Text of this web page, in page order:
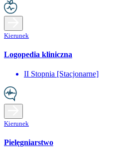
Kierunek
Logopedia kliniczna
II Stopnia [Stacjonarne]
Kierunek
Pielęgniarstwo